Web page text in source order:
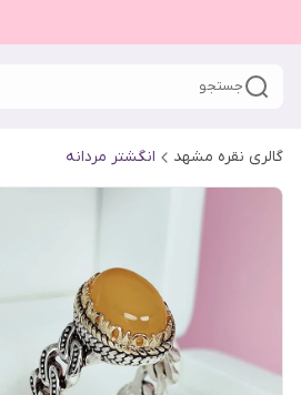
جستجو
گالری نقره مشهد انگشتر مردانه